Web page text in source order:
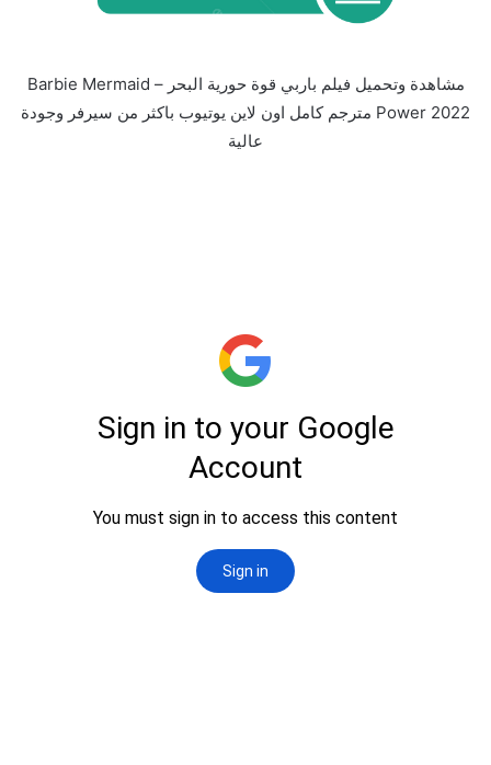
مشاهدة وتحميل فيلم باربي قوة حورية البحر – Barbie Mermaid
Power 2022 مترجم كامل اون لاين يوتيوب باكثر من سيرفر وجودة
عالية